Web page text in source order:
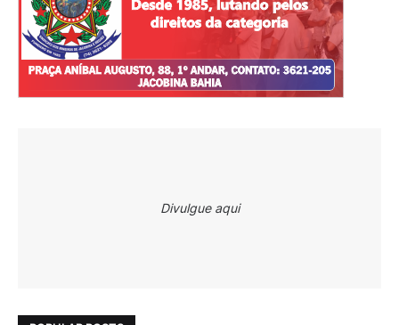
Divulgue aqui